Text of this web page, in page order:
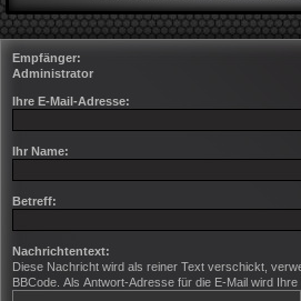
Empfänger:
Administrator
Ihre E-Mail-Adresse:
Ihr Name:
Betreff:
Nachrichtentext:
Diese Nachricht wird als reiner Text verschickt,
BBCode. Als Antwort-Adresse für die E-Mail wird